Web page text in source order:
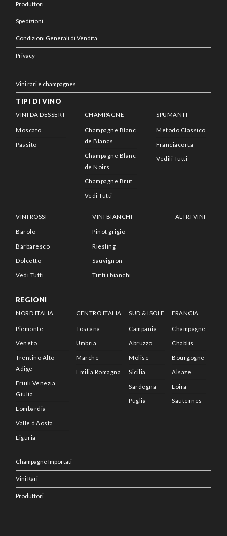
Produttori
Spedizioni
Condizioni Generali di Vendita
Privacy
Vini rari e champagnes
TIPI DI VINO
VINI DA DESSERT
Moscato
Passito
CHAMPAGNE
Champagne Blanc
de Blancs
Champagne Blanc
de Noirs
Champagne Brut
Vedi Tutti
SPUMANTI
Metodo Classico
Franciacorta
Vedili Tutti
VINI ROSSI
Barolo
Barbaresco
Dolcetto
Vedi Tutti
VINI BIANCHI
Pinot grigio
Riesling
Sauvignon
Tutti i bianchi
ALTRI VINI
REGIONI
NORD ITALIA
Piemonte
Veneto
Trentino Alto
Adige
Friuli Venezia
Giulia
Lombardia
Valle d’Aosta
Liguria
CENTRO ITALIA
Toscana
Umbria
Marche
Emilia Romagna
SUD & ISOLE
Campania
Abruzzo
Molise
Sicilia
Sardegna
Puglia
FRANCIA
Champagne
Chablis
Bourgogne
Alsaze
Loira
Sauternes
Champagne Importati
Vini Rari
Produttori